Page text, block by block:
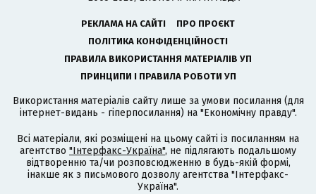
РЕКЛАМА НА САЙТІ
ПРО ПРОЄКТ
ПОЛІТИКА КОНФІДЕНЦІЙНОСТІ
ПРАВИЛА ВИКОРИСТАННЯ МАТЕРІАЛІВ УП
ПРИНЦИПИ І ПРАВИЛА РОБОТИ УП
Використання матеріалів сайту лише за умови посилання (для
інтернет-видань - гіперпосилання) на "Економічну правду".
Всі матеріали, які розміщені на цьому сайті із посиланням на
агентство "Інтерфакс-Україна", не підлягають подальшому
відтворенню та/чи розповсюдженню в будь-якій формі,
інакше як з письмового дозволу агентства "Інтерфакс-
Україна".